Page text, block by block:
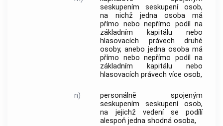
seskupením seskupení osob,
na nichž jedna osoba má
přímo nebo nepřímo podíl na
základním kapitálu nebo
hlasovacích právech druhé
osoby, anebo jedna osoba má
přímo nebo nepřímo podíl na
základním kapitálu nebo
hlasovacích právech více osob,
n)
personálně spojeným
seskupením seskupení osob,
na jejichž vedení se podílí
alespoň jedna shodná osoba,